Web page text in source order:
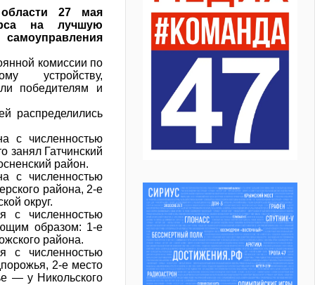
области 27 мая
на лучшую
комиссии по
устройству,
победителям и
распределились
с численностью
занял Гатчинский
район.
с численностью
района, 2-е
округ.
с численностью
образом: 1-е
района.
с численностью
2-е место
— у Никольского